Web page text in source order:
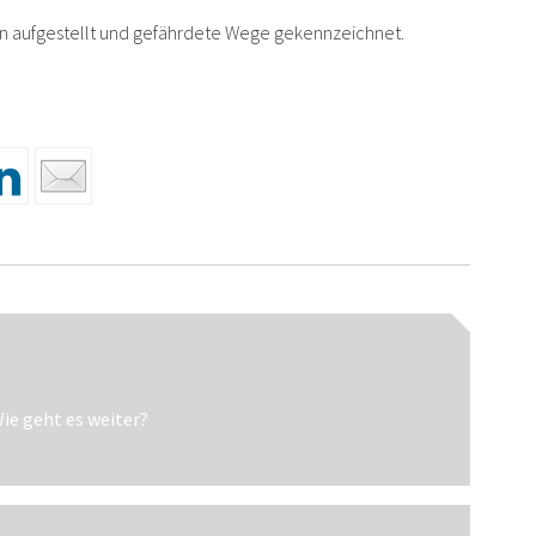
aufgestellt und gefährdete Wege gekennzeichnet.
geht es weiter?